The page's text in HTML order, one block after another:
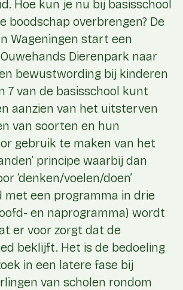
Hoe kun je nu bij basisschool
boodschap overbrengen? De
Wageningen start een
Dierenpark naar
bewustwording bij kinderen
7 van de basisschool kunt
aanzien van het uitsterven
van soorten en hun
gebruik te maken van het
principe waarbij dan
‘denken/voelen/doen’
met een programma in drie
en naprogramma) wordt
er voor zorgt dat de
beklijft. Het is de bedoeling
in een latere fase bij
van scholen rondom